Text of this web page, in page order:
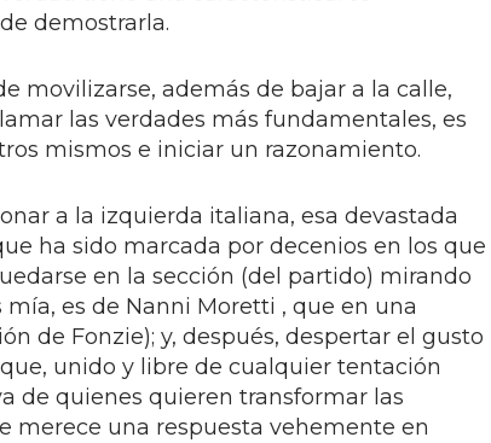
demostrarla.
movilizarse, además de bajar a la calle,
las verdades más fundamentales, es
mismos e iniciar un razonamiento.
a la izquierda italiana, esa devastada
ha sido marcada por decenios en los que
en la sección (del partido) mirando
es de Nanni Moretti , que en una
de Fonzie); y, después, despertar el gusto
unido y libre de cualquier tentación
de quienes quieren transformar las
merece una respuesta vehemente en